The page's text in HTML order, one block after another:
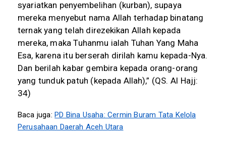
syariatkan penyembelihan (kurban), supaya
mereka menyebut nama Allah terhadap binatang
ternak yang telah direzekikan Allah kepada
mereka, maka Tuhanmu ialah Tuhan Yang Maha
Esa, karena itu berserah dirilah kamu kepada-Nya.
Dan berilah kabar gembira kepada orang-orang
yang tunduk patuh (kepada Allah),” (QS. Al Hajj:
34)
Baca juga: PD Bina Usaha: Cermin Buram Tata Kelola
Perusahaan Daerah Aceh Utara